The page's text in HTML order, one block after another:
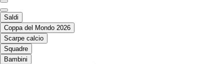
Saldi
Coppa del Mondo 2026
Scarpe calcio
Squadre
Bambini